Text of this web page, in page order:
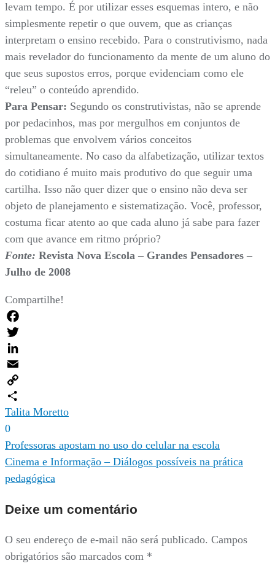
levam tempo. É por utilizar esses esquemas intero, e não
simplesmente repetir o que ouvem, que as crianças
interpretam o ensino recebido. Para o construtivismo, nada
mais revelador do funcionamento da mente de um aluno do
que seus supostos erros, porque evidenciam como ele
“releu” o conteúdo aprendido.
Para Pensar: Segundo os construtivistas, não se aprende
por pedacinhos, mas por mergulhos em conjuntos de
problemas que envolvem vários conceitos
simultaneamente. No caso da alfabetização, utilizar textos
do cotidiano é muito mais produtivo do que seguir uma
cartilha. Isso não quer dizer que o ensino não deva ser
objeto de planejamento e sistematização. Você, professor,
costuma ficar atento ao que cada aluno já sabe para fazer
com que avance em ritmo próprio?
Fonte: Revista Nova Escola – Grandes Pensadores –
Julho de 2008
Compartilhe!
Facebook
Twitter
LinkedIn
Email
Copy
Link
Compartilhar
Talita Moretto
0
Navegação
de
Post
Professoras apostam no uso do celular na escola
Cinema e Informação – Diálogos possíveis na prática
pedagógica
Deixe um comentário
O seu endereço de e-mail não será publicado. Campos
obrigatórios são marcados com *